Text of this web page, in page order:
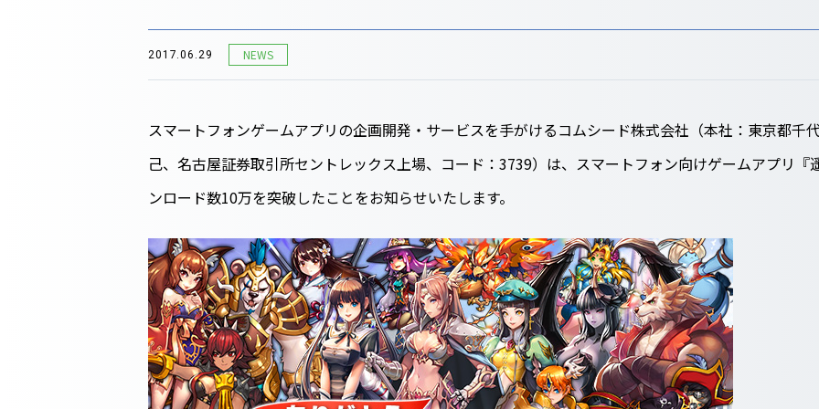
2017.06.29 NEWS
スマートフォンゲームアプリの企画開発・サービスを手がけるコムシード株式会社（本社：東京都千
己、名古屋証券取引所セントレックス上場、コード：3739）は、スマートフォン向けゲームアプリ
ンロード数10万を突破したことをお知らせいたします。